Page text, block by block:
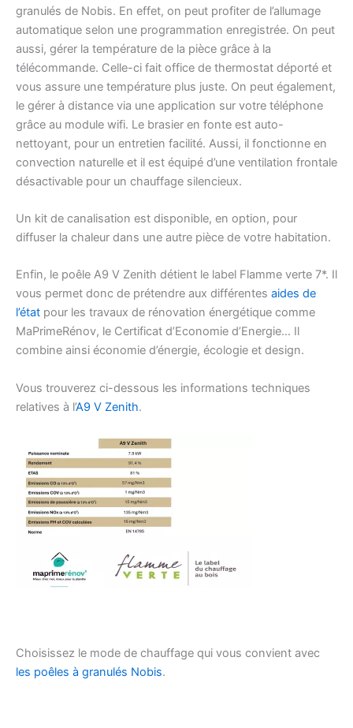
granulés de Nobis. En effet, on peut profiter de l’allumage
automatique selon une programmation enregistrée. On peut
aussi, gérer la température de la pièce grâce à la
télécommande. Celle-ci fait office de thermostat déporté et
vous assure une température plus juste. On peut également,
le gérer à distance via une application sur votre téléphone
grâce au module wifi. Le brasier en fonte est auto-
nettoyant, pour un entretien facilité. Aussi, il fonctionne en
convection naturelle et il est équipé d’une ventilation frontale
désactivable pour un chauffage silencieux.
Un kit de canalisation est disponible, en option, pour
diffuser la chaleur dans une autre pièce de votre habitation.
Enfin, le poêle A9 V Zenith détient le label Flamme verte 7*. Il
vous permet donc de prétendre aux différentes aides de
l’état pour les travaux de rénovation énergétique comme
MaPrimeRénov, le Certificat d’Economie d’Energie… Il
combine ainsi économie d’énergie, écologie et design.
Vous trouverez ci-dessous les informations techniques
relatives à l’A9 V Zenith.
Choisissez le mode de chauffage qui vous convient avec
les poêles à granulés Nobis.